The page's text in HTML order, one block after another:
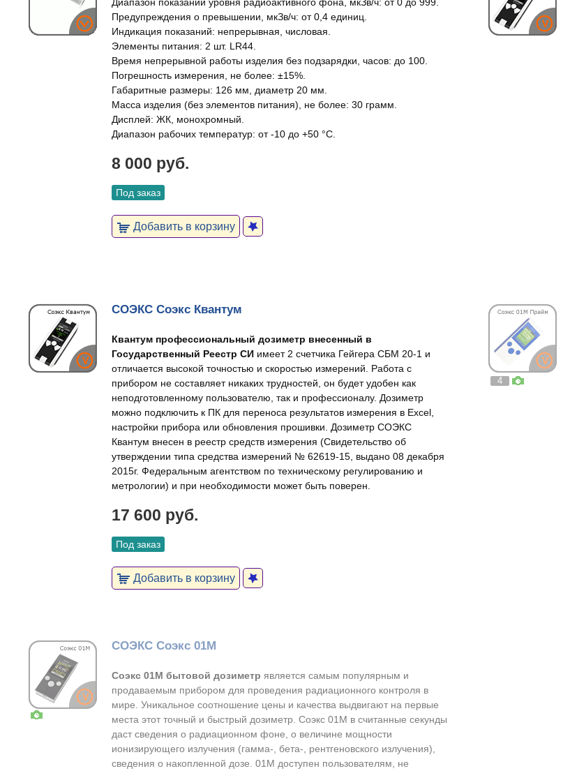
Диапазон показаний уровня радиоактивного фона, мкЗв/ч: от 0 до 999.
Предупреждения о превышении, мкЗв/ч: от 0,4 единиц.
Индикация показаний: непрерывная, числовая.
Элементы питания: 2 шт. LR44.
Время непрерывной работы изделия без подзарядки, часов: до 100.
Погрешность измерения, не более: ±15%.
Габаритные размеры: 126 мм, диаметр 20 мм.
Масса изделия (без элементов питания), не более: 30 грамм.
Дисплей: ЖК, монохромный.
Диапазон рабочих температур: от -10 до +50 °C.
8 000 руб.
Под заказ
Добавить в корзину
СОЭКС Соэкс Квантум
Квантум профессиональный дозиметр внесенный в
Государственный Реестр СИ имеет 2 счетчика Гейгера СБМ 20-1 и
отличается высокой точностью и скоростью измерений. Работа с
прибором не составляет никаких трудностей, он будет удобен как
неподготовленному пользователю, так и профессионалу. Дозиметр
можно подключить к ПК для переноса результатов измерения в Excel,
настройки прибора или обновления прошивки. Дозиметр СОЭКС
Квантум внесен в реестр средств измерения (Свидетельство об
утверждении типа средства измерений № 62619-15, выдано 08 декабря
2015г. Федеральным агентством по техническому регулированию и
метрологии) и при необходимости может быть поверен.
17 600 руб.
Под заказ
Добавить в корзину
4
СОЭКС Соэкс 01М
Соэкс 01М бытовой дозиметр является самым популярным и
продаваемым прибором для проведения радиационного контроля в
мире. Уникальное соотношение цены и качества выдвигают на первые
места этот точный и быстрый дозиметр. Соэкс 01М в считанные секунды
даст сведения о радиационном фоне, о величине мощности
ионизирующего излучения (гамма-, бета-, рентгеновского излучения),
сведения о накопленной дозе. 01М доступен пользователям, не